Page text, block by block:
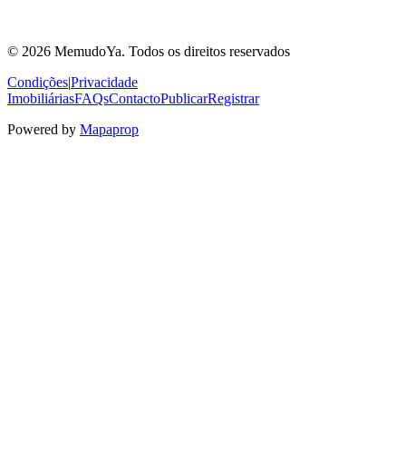
© 2026 MemudoYa. Todos os direitos reservados
Condições|Privacidade
ImobiliáriasFAQsContactoPublicarRegistrar
Powered by Mapaprop